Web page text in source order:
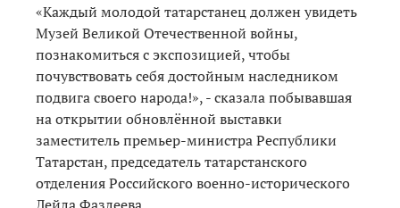
«Каждый молодой татарстанец должен увидеть
Музей Великой Отечественной войны,
познакомиться с экспозицией, чтобы
почувствовать себя достойным наследником
подвига своего народа!», - сказала побывавшая
на открытии обновлённой выставки
заместитель премьер-министра Республики
Татарстан, председатель татарстанского
отделения Российского военно-исторического